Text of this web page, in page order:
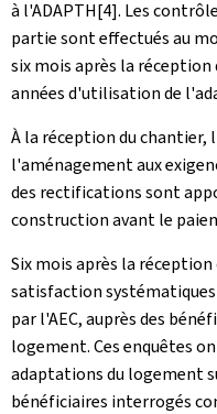
à l'ADAPTH[4]. Les
partie sont effectués au
six mois après la
années d'utilisation de
À la réception du chantier,
l'aménagement aux
des rectifications sont
construction avant le
Six mois après la réception
satisfaction
par l'AEC, auprès des
logement. Ces enquêtes
adaptations du logement
bénéficiaires interrogés